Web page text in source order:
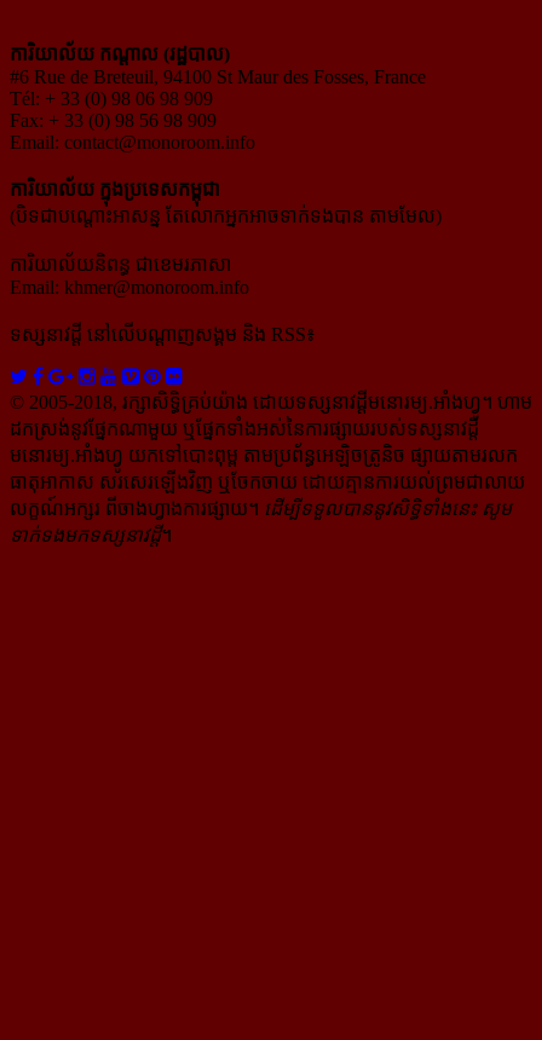
ការិយាល័យ កណ្ដាល (រដ្ឋបាល)
#6 Rue de Breteuil, 94100 St Maur des Fosses, France
Tél: + 33 (0) 98 06 98 909
Fax: + 33 (0) 98 56 98 909
Email: contact@monoroom.info
ការិយាល័យ ក្នុង​ប្រទេស​កម្ពុជា
(បិទជាបណ្ដោះអាសន្ន តែលោកអ្នកអាចទាក់ទងបាន តាមមែល)
ការិយាល័យនិពន្ធ ជាខេមរភាសា
Email: khmer@monoroom.info
ទស្សនាវដ្ដី​ នៅលើបណ្ដាញសង្គម និង RSS៖
© 2005-2018, រក្សាសិទ្ធិគ្រប់យ៉ាង ដោយទស្សនាវដ្ដី​មនោរម្យ.អាំងហ្វូ។ ហាម​
ដក​ស្រង់​នូវ​ផ្នែក​ណា​មួយ​ ឬ​ផ្នែក​ទាំង​អស់​នៃ​ការ​ផ្សាយ​របស់​ទស្សនាវដ្ដី​​
មនោរម្យ.អាំងហ្វូ យក​ទៅ​​បោះពុម្ព តាម​ប្រព័ន្ធ​អេឡិច​ត្រូនិច ផ្សាយ​តាម​រលក​
ធាតុអាកាស សរសេរ​ឡើង​វិញ ឬ​ចែក​ចាយ​ ដោយ​គ្មាន​ការ​យល់ព្រមជា​លាយ​
លក្ខណ៍​អក្សរ​ ពី​ចាងហ្វាង​ការ​ផ្សាយ​។ ដើម្បី​ទទួល​បាននូវសិទ្ធិ​ទាំងនេះ សូម​
ទាក់​ទង​មក​ទស្សនាវដ្ដី។